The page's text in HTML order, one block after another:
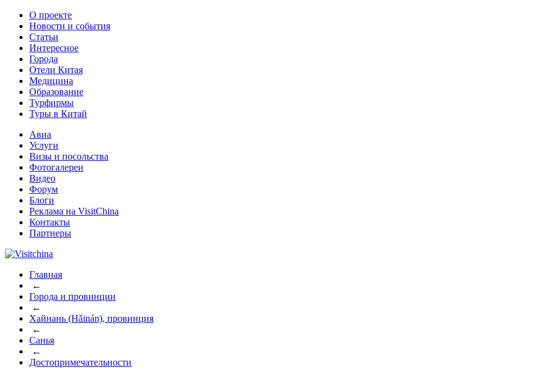
О проекте
Новости и события
Статьи
Интересное
Города
Отели Китая
Медицина
Образование
Турфирмы
Туры в Китай
Авиа
Услуги
Визы и посольства
Фотогалереи
Видео
Форум
Блоги
Реклама на VisitChina
Контакты
Партнеры
Главная
←
Города и провинции
←
Хайнань (Hǎinán), провинция
←
Санья
←
Достопримечательности